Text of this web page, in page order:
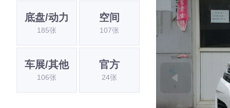
底盘/动力
185张
空间
107张
车展/其他
106张
官方
24张